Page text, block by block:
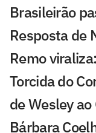
Brasileirão
Resposta de
Remo
Torcida do
de Wesley
Bárbara